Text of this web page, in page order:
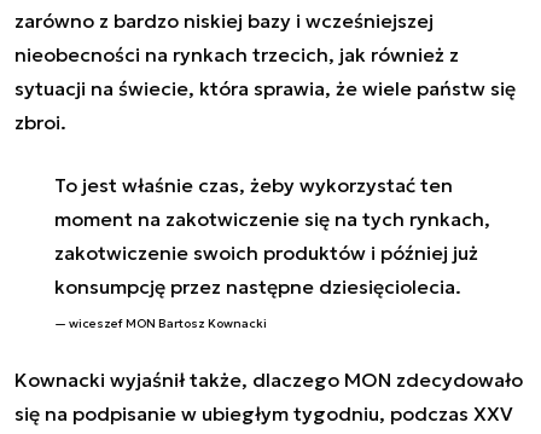
zarówno z bardzo niskiej bazy i wcześniejszej
nieobecności na rynkach trzecich, jak również z
sytuacji na świecie, która sprawia, że wiele państw się
zbroi.
To jest właśnie czas, żeby wykorzystać ten
moment na zakotwiczenie się na tych rynkach,
zakotwiczenie swoich produktów i później już
konsumpcję przez następne dziesięciolecia.
wiceszef MON Bartosz Kownacki
Kownacki wyjaśnił także, dlaczego MON zdecydowało
się na podpisanie w ubiegłym tygodniu, podczas XXV